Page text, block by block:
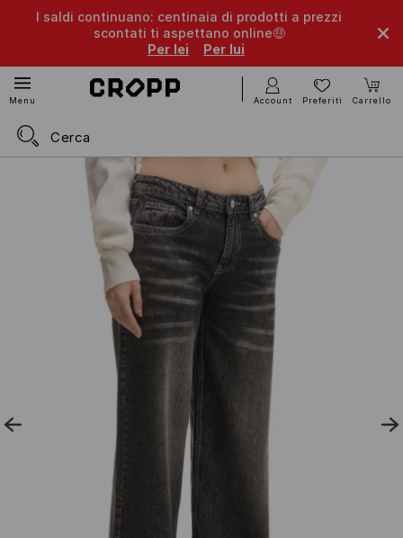
I saldi continuano: centinaia di prodotti a prezzi
scontati ti aspettano online🤑
Per lei
Per lui
Menu Account Preferiti Carrello